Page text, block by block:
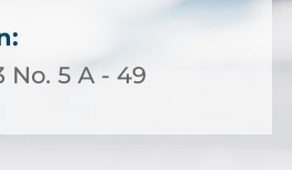
No. 5 A - 49